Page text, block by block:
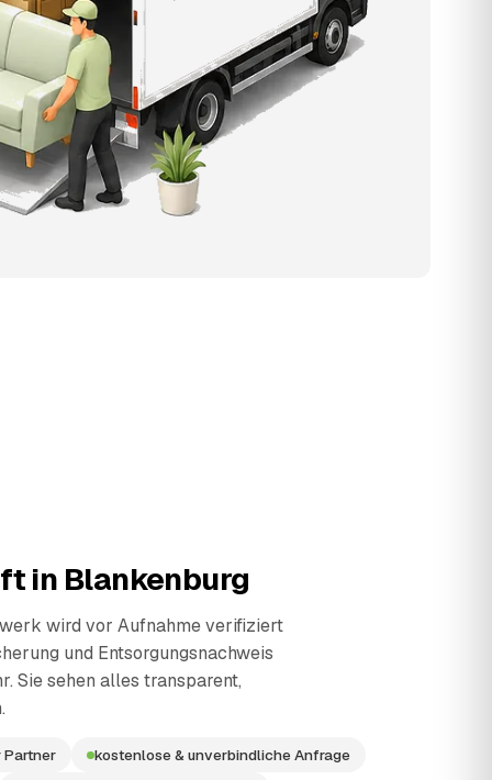
in Blankenburg
wird vor Aufnahme verifiziert
und Entsorgungsnachweis
Sie sehen alles transparent,
Partner kostenlose & unverbindliche Anfrage